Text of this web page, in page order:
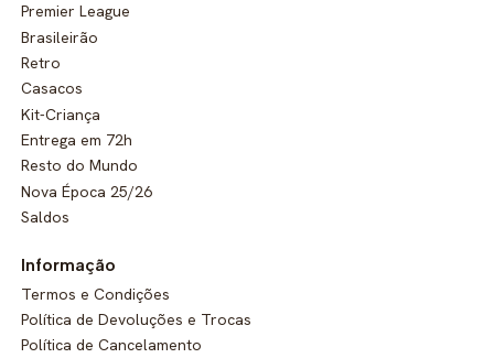
Premier League
Brasileirão
Retro
Casacos
Kit-Criança
Entrega em 72h
Resto do Mundo
Nova Época 25/26
Saldos
Informação
Termos e Condições
Política de Devoluções e Trocas
Política de Cancelamento